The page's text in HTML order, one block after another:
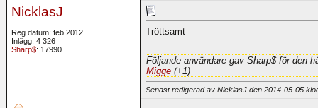
NicklasJ
Reg.datum: feb 2012
Inlägg: 4 326
Sharp$: 17990
Tröttsamt
Följande användare gav Sharp$ för den
Migge (+1)
Senast redigerad av NicklasJ den 2014-05-05